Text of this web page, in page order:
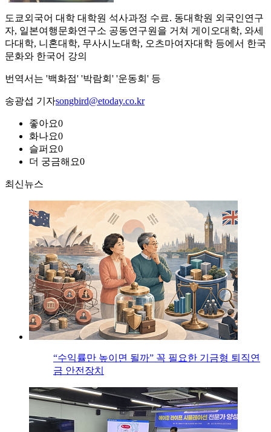
도쿄외국어 대학 대학원 석사과정 수료. 동대학원 외국인연구
자, 일본여행문화연구소 공동연구원을 거쳐 게이오대학, 와세
다대학, 니혼대학, 무사시노대학, 오츠마여자대학 등에서 한국
문화와 한국어 강의
번역서는 '백화점' '박람회' '운동회' 등
송광섭 기자songbird@etoday.co.kr
좋아요0
화나요0
슬퍼요0
더 궁금해요0
최신뉴스
“수익률만 높이면 될까” 꼭 필요한 기금형 퇴직연
금 안전장치